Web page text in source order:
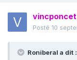
vincponcet
Posté 10
Roniberal a dit :